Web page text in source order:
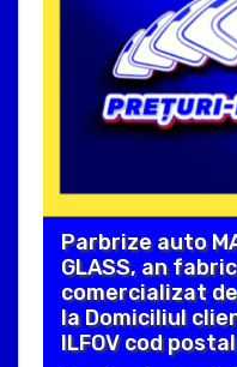
Parbrize auto
GLASS, an
comercializat
la Domiciliul
ILFOV cod